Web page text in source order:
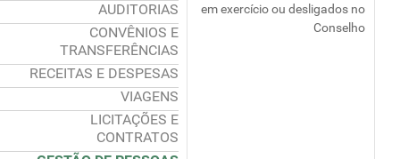
AUDITORIAS
CONVÊNIOS E
TRANSFERÊNCIAS
RECEITAS E DESPESAS
VIAGENS
LICITAÇÕES E
CONTRATOS
em exercício ou desligados no
Conselho